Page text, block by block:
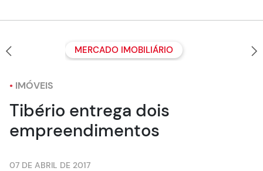
MERCADO IMOBILIÁRIO
• IMÓVEIS
Tibério entrega dois
empreendimentos
07 DE ABRIL DE 2017